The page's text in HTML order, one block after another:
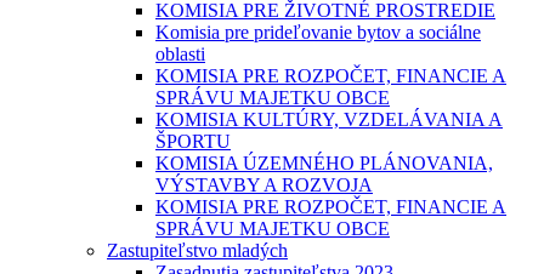
KOMISIA PRE ŽIVOTNÉ PROSTREDIE
Komisia pre prideľovanie bytov a sociálne
oblasti
KOMISIA PRE ROZPOČET, FINANCIE A
SPRÁVU MAJETKU OBCE
KOMISIA KULTÚRY, VZDELÁVANIA A
ŠPORTU
KOMISIA ÚZEMNÉHO PLÁNOVANIA,
VÝSTAVBY A ROZVOJA
KOMISIA PRE ROZPOČET, FINANCIE A
SPRÁVU MAJETKU OBCE
Zastupiteľstvo mladých